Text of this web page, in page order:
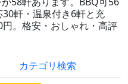
軒・温泉付き6軒と充
。格安・おしゃれ・高評
カテゴリ検索